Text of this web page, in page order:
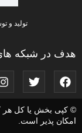
تولید و
هدف در شبکه
© کپی بخش یا کل هر
امکان پذیر است.